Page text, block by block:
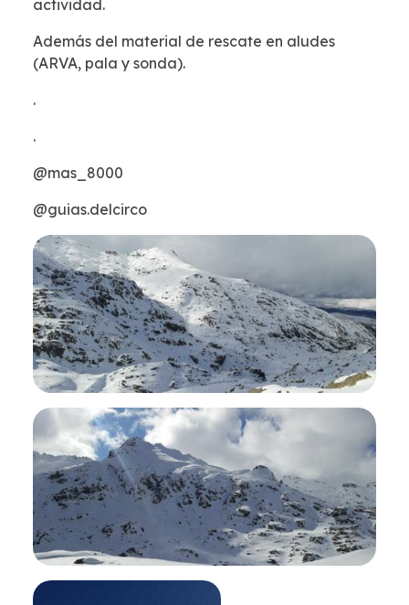
actividad.
Además del material de rescate en aludes
(ARVA, pala y sonda).
.
.
@mas_8000
@guias.delcirco